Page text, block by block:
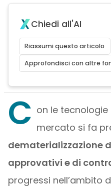
Chiedi all'AI
Riassumi questo articolo
Approfondisci con altre
C on le
mercato si fa
dematerializzazione
approvativi e di
progressi nell’ambito